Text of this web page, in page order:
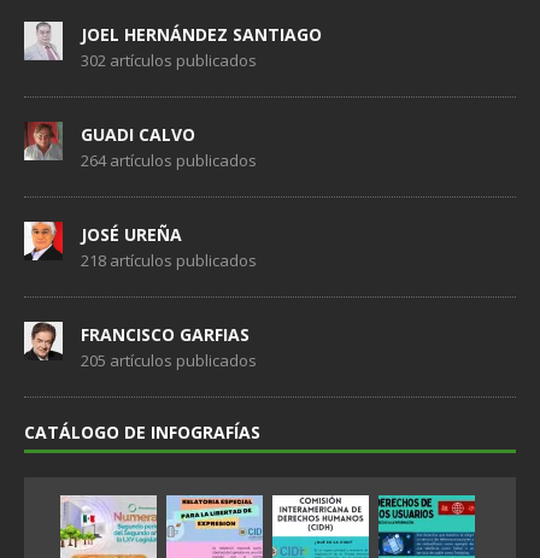
JOEL HERNÁNDEZ SANTIAGO
302 artículos publicados
GUADI CALVO
264 artículos publicados
JOSÉ UREÑA
218 artículos publicados
FRANCISCO GARFIAS
205 artículos publicados
CATÁLOGO DE INFOGRAFÍAS